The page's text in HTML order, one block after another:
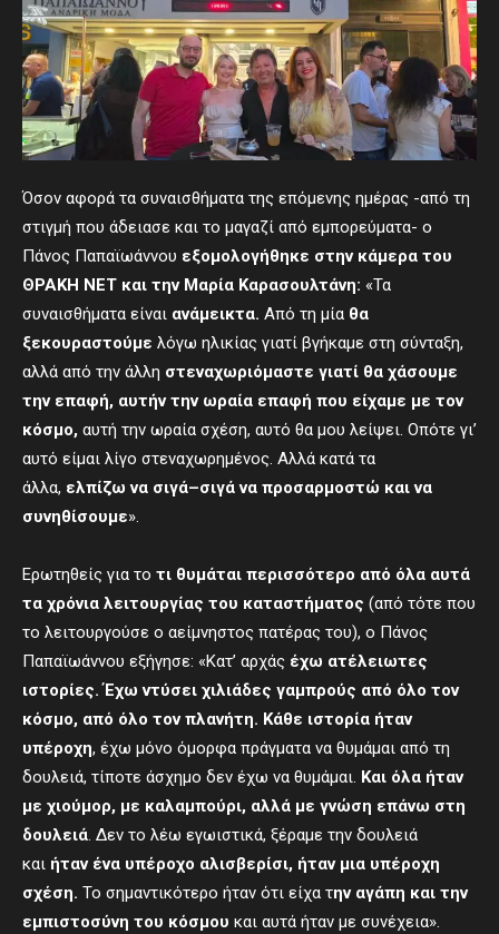
Όσον αφορά τα συναισθήματα της επόμενης ημέρας -από τη
στιγμή που άδειασε και το μαγαζί από εμπορεύματα- ο
Πάνος Παπαϊωάννου εξομολογήθηκε στην κάμερα του
ΘΡΑΚΗ ΝΕΤ και την Μαρία Καρασουλτάνη: «Τα
συναισθήματα είναι ανάμεικτα. Από τη μία θα
ξεκουραστούμε λόγω ηλικίας γιατί βγήκαμε στη σύνταξη,
αλλά από την άλλη στεναχωριόμαστε γιατί θα χάσουμε
την επαφή, αυτήντην ωραία επαφή που είχαμε με τον
κόσμο, αυτή την ωραία σχέση, αυτό θα μου λείψει. Οπότε γι’
αυτό είμαι λίγο στεναχωρημένος. Αλλά κατά τα
άλλα, ελπίζω να σιγά–σιγά να προσαρμοστώ και να
συνηθίσουμε».
Ερωτηθείς για το τι θυμάται περισσότερο από όλα αυτά
τα χρόνια λειτουργίας του καταστήματος (από τότε που
το λειτουργούσε ο αείμνηστος πατέρας του), ο Πάνος
Παπαϊωάννου εξήγησε: «Kατ’ αρχάς έχω ατέλειωτες
ιστορίες. Έχω ντύσει χιλιάδες γαμπρούς από όλο τον
κόσμο, από όλο τον πλανήτη. Κάθε ιστορία ήταν
υπέροχη, έχω μόνο όμορφα πράγματα να θυμάμαι από τη
δουλειά, τίποτε άσχημο δεν έχω να θυμάμαι. Και όλα ήταν
με χιούμορ, με καλαμπούρι, αλλά με γνώση επάνω στη
δουλειά. Δεν το λέω εγωιστικά, ξέραμε την δουλειά
και ήταν ένα υπέροχο αλισβερίσι, ήταν μια υπέροχη
σχέση. Το σημαντικότερο ήταν ότι είχα την αγάπη και την
εμπιστοσύνη του κόσμου και αυτά ήταν με συνέχεια».